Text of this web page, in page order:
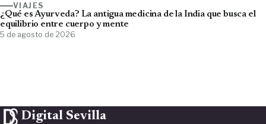
VIAJES
¿Qué es Ayurveda? La antigua medicina de la India que busca el
equilibrio entre cuerpo y mente
5 de agosto de 2026
Digital Sevilla